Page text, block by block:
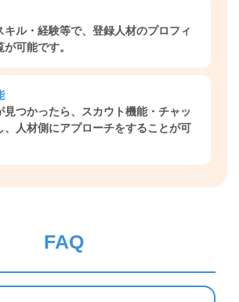
キル・経験等で、登録人材のプロフィ
可能です。
見つかったら、スカウト機能・チャッ
、人材側にアプローチをすることが可
FAQ